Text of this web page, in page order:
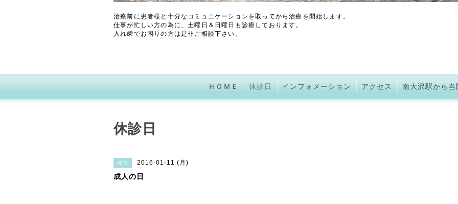
治療前に患者様と十分なコミュニケーションを取ってから治療を開始します。
仕事が忙しい方の為に、土曜日＆日曜日も診療しております。
入れ歯でお困りの方は是非ご相談下さい。
ＨＯＭＥ 休診日 インフォメーション アクセス 南大沢駅から当
休診日
休診 2016-01-11 (月)
成人の日